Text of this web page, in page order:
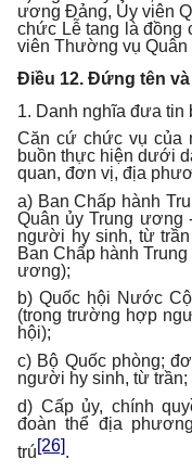
ương Đảng, Ủy viên
chức Lễ tang là đồng
viên Thường vụ
Điều 12. Đứng tên
1. Danh nghĩa đưa tin
Căn cứ chức vụ của
buồn thực hiện dưới
quan, đơn vị, địa
a) Ban Chấp hành
Quân ủy Trung ương
người hy sinh, từ
Ban Chấp hành
ương);
b) Quốc hội Nước
(trong trường hợp
hội);
c) Bộ Quốc phòng;
người hy sinh, từ trần;
d) Cấp ủy, chính
đoàn thể địa
trú[26].